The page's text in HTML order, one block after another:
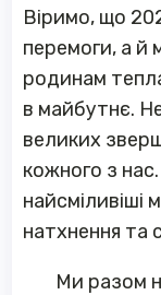
Віримо, що
перемоги, а
родинам
в майбутнє.
великих
кожного з
найсміливіші
натхнення та
Ми разом